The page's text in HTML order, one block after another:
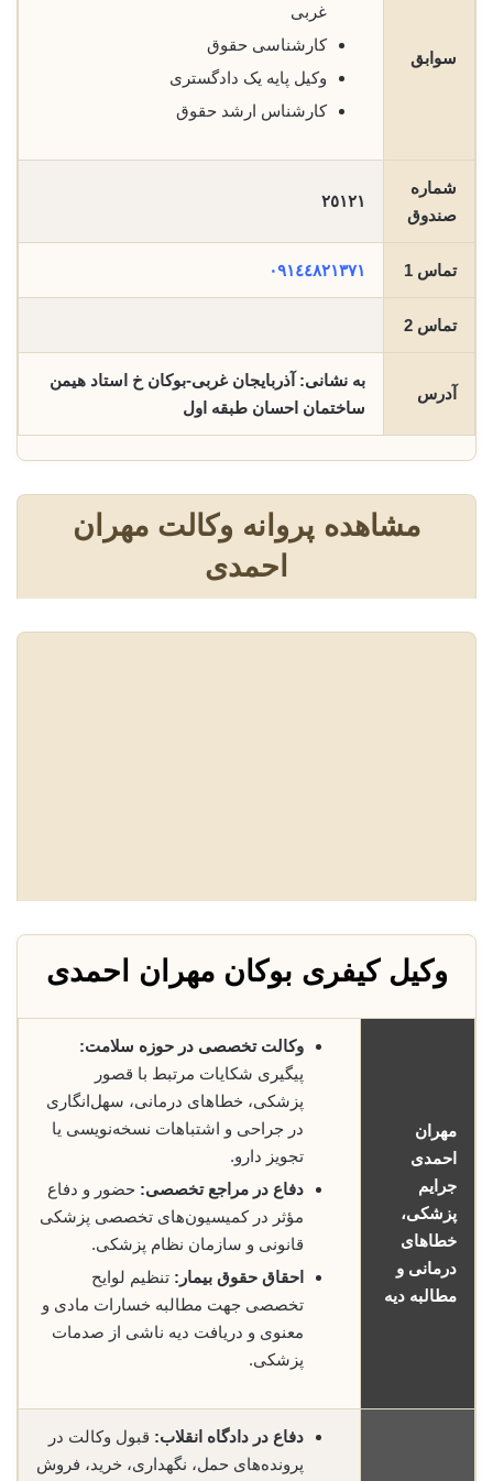
سوابق
غربی
کارشناسی حقوق
وکیل پایه یک دادگستری
کارشناس ارشد حقوق
شماره
صندوق
٢٥١٢١
تماس 1 ٠٩١٤٤٨٢١٣٧١
تماس 2
آدرس
به نشانی: آذربایجان غربی-بوکان خ استاد هیمن
ساختمان احسان طبقه اول
مشاهده پروانه وکالت مهران
احمدی
وکیل کیفری بوکان مهران احمدی
مهران
احمدی
جرایم
پزشکی،
خطاهای
درمانی و
مطالبه دیه
وکالت تخصصی در حوزه سلامت:
پیگیری شکایات مرتبط با قصور
پزشکی، خطاهای درمانی، سهل‌انگاری
در جراحی و اشتباهات نسخه‌نویسی یا
تجویز دارو.
دفاع در مراجع تخصصی: حضور و دفاع
مؤثر در کمیسیون‌های تخصصی پزشکی
قانونی و سازمان نظام پزشکی.
احقاق حقوق بیمار: تنظیم لوایح
تخصصی جهت مطالبه خسارات مادی و
معنوی و دریافت دیه ناشی از صدمات
پزشکی.
دفاع در دادگاه انقلاب: قبول وکالت در
پرونده‌های حمل، نگهداری، خرید، فروش